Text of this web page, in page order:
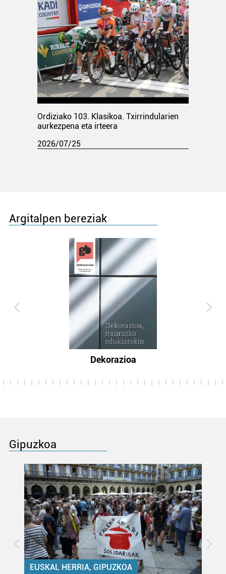
Ordiziako 103. Klasikoa. Txirrindularien
aurkezpena eta irteera
2026/07/25
Argitalpen bereziak
Dekorazioa
Gipuzkoa
EUSKAL HERRIA, GIPUZKOA